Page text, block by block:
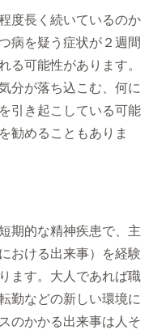
度長く続いているのか
病を疑う症状が２週間
る可能性があります。
分が落ち込こむ、何に
引き起こしている可能
勧めることもありま
期的な精神疾患で、主
おける出来事）を経験
ます。大人であれば職
勤などの新しい環境に
のかかる出来事は人そ